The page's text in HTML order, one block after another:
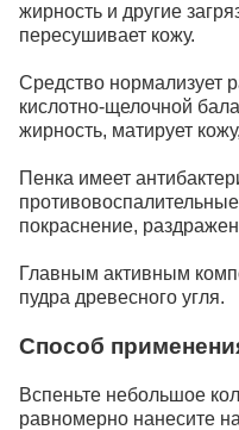
жирность и другие
пересушивает кожу.
Средство нормализует
кислотно-щелочной
жирность, матирует
Пенка имеет
покраснение,
Главным активным
пудра древесного угля.
Способ
Вспеньте небольшое
равномерно нанесите